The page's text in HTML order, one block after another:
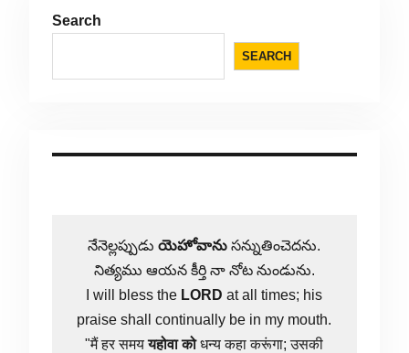
Search
SEARCH
నేనెల్లప్పుడుయెహోవాను సన్నుతించెదను.
నిత్యము ఆయన కీర్తి నా నోట నుండును.
I will bless the LORD at all times; his
praise shall continually be in my mouth.
"मैं हर समययहोवा कोधन्य कहा करूंगा; उसकी